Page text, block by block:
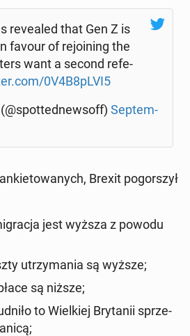
re­ve­aled that Gen Z is
favour of re­jo­ining the
want a second re­fe­
0V4B8pLVI5
Sep­tem­
Brexit po­gor­szył
jest wyższa z powodu
utrzy­ma­nia są wyższe;
są niższe;
to Wiel­kiej Bry­ta­nii sprze­